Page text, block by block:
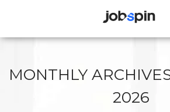
MONTHLY
2026